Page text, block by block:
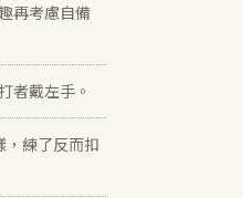
再考慮自備
者戴左手。
，練了反而扣